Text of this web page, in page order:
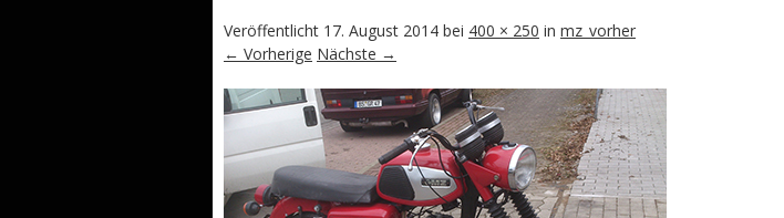
Veröffentlicht 17. August 2014 bei 400 × 250 in mz_vorher
← Vorherige Nächste →